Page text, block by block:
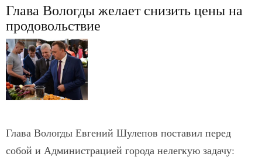
Глава Вологды желает снизить цены на
продовольствие
Глава Вологды Евгений Шулепов поставил перед
собой и Администрацией города нелегкую задачу: